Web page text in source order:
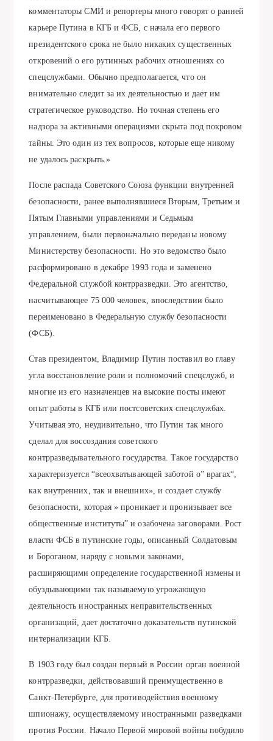
комментаторы СМИ и репортеры много говорят о ранней
карьере Путина в КГБ и ФСБ, с начала его первого
президентского срока не было никаких существенных
откровений о его рутинных рабочих отношениях со
спецслужбами. Обычно предполагается, что он
внимательно следит за их деятельностью и дает им
стратегическое руководство. Но точная степень его
надзора за активными операциями скрыта под покровом
тайны. Это один из тех вопросов, которые еще никому
не удалось раскрыть.»
После распада Советского Союза функции внутренней
безопасности, ранее выполнявшиеся Вторым, Третьим и
Пятым Главными управлениями и Седьмым
управлением, были первоначально переданы новому
Министерству безопасности. Но это ведомство было
расформировано в декабре 1993 года и заменено
Федеральной службой контрразведки. Это агентство,
насчитывающее 75 000 человек, впоследствии было
переименовано в Федеральную службу безопасности
(ФСБ).
Став президентом, Владимир Путин поставил во главу
угла восстановление роли и полномочий спецслужб, и
многие из его назначенцев на высокие посты имеют
опыт работы в КГБ или постсоветских спецслужбах.
Учитывая это, неудивительно, что Путин так много
сделал для воссоздания советского
контрразведывательного государства. Такое государство
характеризуется “всеохватывающей заботой о” врагах“,
как внутренних, так и внешних», и создает службу
безопасности, которая » проникает и пронизывает все
общественные институты” и озабочена заговорами. Рост
власти ФСБ в путинские годы, описанный Солдатовым
и Бороганом, наряду с новыми законами,
расширяющими определение государственной измены и
обуздывающими так называемую угрожающую
деятельность иностранных неправительственных
организаций, дает достаточно доказательств путинской
интернализации КГБ.
В 1903 году был создан первый в России орган военной
контрразведки, действовавший преимущественно в
Санкт-Петербурге, для противодействия военному
шпионажу, осуществляемому иностранными разведками
против России. Начало Первой мировой войны побудило